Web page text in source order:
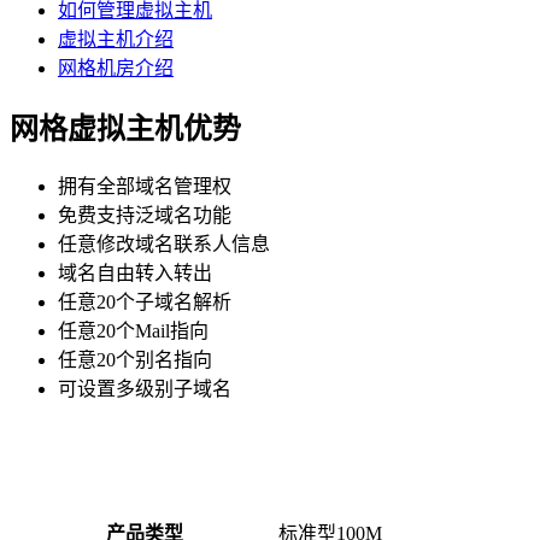
如何管理虚拟主机
虚拟主机介绍
网格机房介绍
网格虚拟主机优势
拥有全部域名管理权
免费支持泛域名功能
任意修改域名联系人信息
域名自由转入转出
任意20个子域名解析
任意20个Mail指向
任意20个别名指向
可设置多级别子域名
产品类型 标准型100M